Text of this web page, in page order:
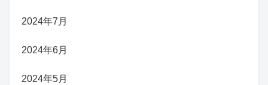
2024年7月
2024年6月
2024年5月